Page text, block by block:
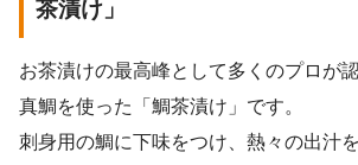
茶漬け」
お茶漬けの最高峰として多くのプロが
真鯛を使った「鯛茶漬け」です。
刺身用の鯛に下味をつけ、熱々の出汁